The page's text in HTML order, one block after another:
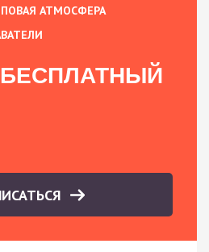
АТМОСФЕРА
БЕСПЛАТНЫЙ